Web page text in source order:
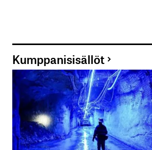
Kumppanisisällöt